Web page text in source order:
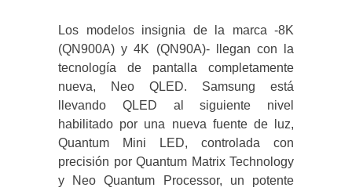
Los modelos insignia de la marca -8K
(QN900A) y 4K (QN90A)- llegan con la
tecnología de pantalla completamente
nueva, Neo QLED. Samsung está
llevando QLED al siguiente nivel
habilitado por una nueva fuente de luz,
Quantum Mini LED, controlada con
precisión por Quantum Matrix Technology
y Neo Quantum Processor, un potente